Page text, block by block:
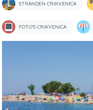
STRANDEN CRIKVENICA
FOTO'S CRIKVENICA